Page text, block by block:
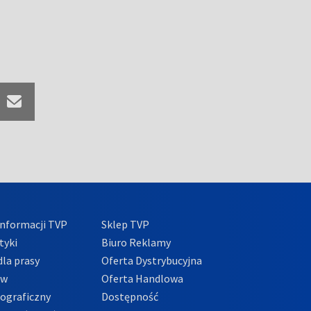
TVP
prasy
Sklep TVP
Biuro Reklamy
Oferta Dystrybucyjna
Oferta Handlowa
Dostępność